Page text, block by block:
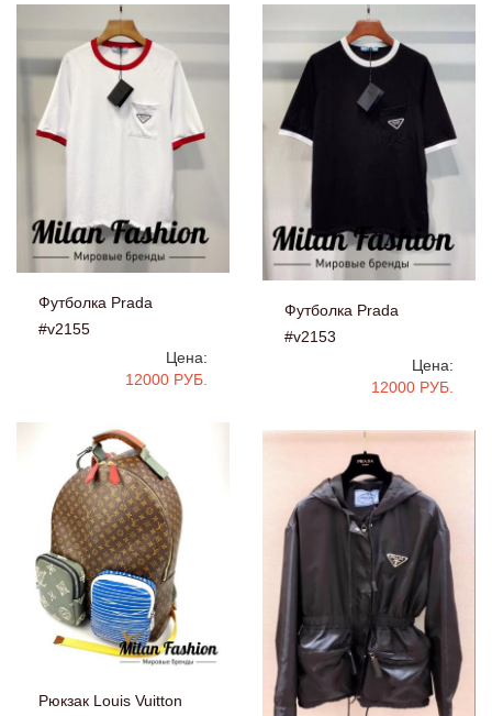
Футболка Prada
#v2155
Цена:
12000 РУБ.
Футболка Prada
#v2153
Цена:
12000 РУБ.
Рюкзак Louis Vuitton